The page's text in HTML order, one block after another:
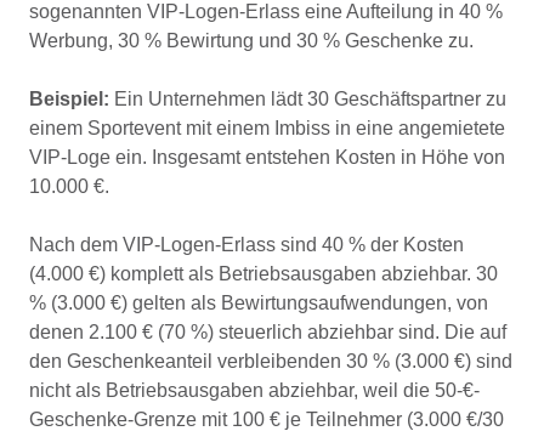
sogenannten VIP-Logen-Erlass eine Aufteilung in 40 %
Werbung, 30 % Bewirtung und 30 % Geschenke zu.
Beispiel: Ein Unternehmen lädt 30 Geschäftspartner zu
einem Sportevent mit einem Imbiss in eine angemietete
VIP-Loge ein. Insgesamt entstehen Kosten in Höhe von
10.000 €.
Nach dem VIP-Logen-Erlass sind 40 % der Kosten
(4.000 €) komplett als Betriebsausgaben abziehbar. 30
% (3.000 €) gelten als Bewirtungsaufwendungen, von
denen 2.100 € (70 %) steuerlich abziehbar sind. Die auf
den Geschenkeanteil verbleibenden 30 % (3.000 €) sind
nicht als Betriebsausgaben abziehbar, weil die 50-€-
Geschenke-Grenze mit 100 € je Teilnehmer (3.000 €/30